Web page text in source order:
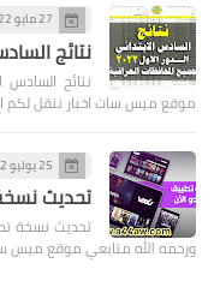
27 مايو 2022
نتائج
موقع ميس سات اخبار ننقل لكم
25 يوليو 2022
تحديث نسخة
ورحمه الله متابعي موقع ميس